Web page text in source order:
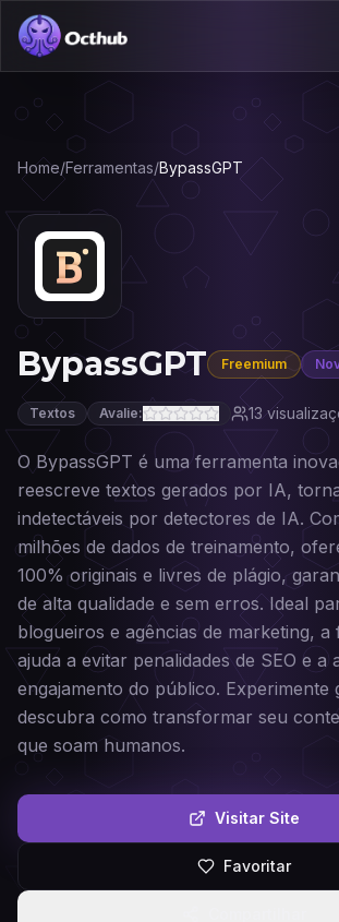
Home/Ferramentas/BypassGPT
BypassGPT Freemium
Textos Avalie: 13
O BypassGPT é uma ferramenta
reescreve textos gerados por IA,
indetectáveis por detectores de IA.
milhões de dados de treinamento,
100% originais e livres de plágio,
de alta qualidade e sem erros. Ideal
blogueiros e agências de marketing, a
ajuda a evitar penalidades de SEO e a
engajamento do público. Experimente
descubra como transformar seu
que soam humanos.
Visitar Site
Favoritar